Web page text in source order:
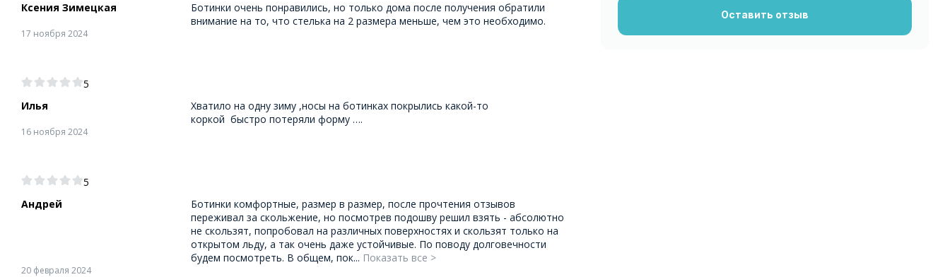
Ксения Зимецкая
17 ноября 2024
Ботинки очень понравились, но только дома после получения обратили
внимание на то, что стелька на 2 размера меньше, чем это необходимо.
5
Илья
16 ноября 2024
Хватило на одну зиму ,носы на ботинках покрылись какой-то
коркой быстро потеряли форму ….
5
Андрей
20 февраля 2024
Ботинки комфортные, размер в размер, после прочтения отзывов
переживал за скольжение, но посмотрев подошву решил взять - абсолютно
не скользят, попробовал на различных поверхностях и скользят только на
открытом льду, а так очень даже устойчивые. По поводу долговечности
будем посмотреть. В общем, пок... Показать все >
Оставить отзыв